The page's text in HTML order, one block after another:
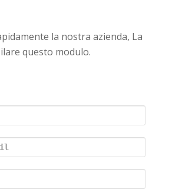
la nostra azienda, La
questo modulo.